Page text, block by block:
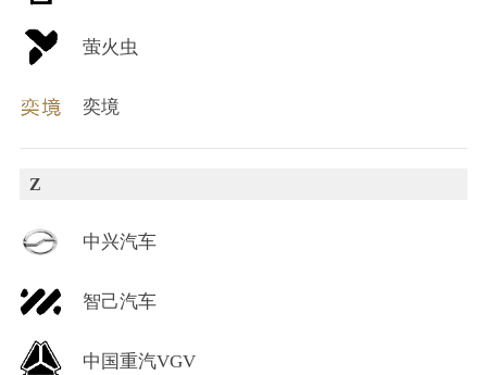
萤火虫
奕境
Z
中兴汽车
智己汽车
中国重汽VGV